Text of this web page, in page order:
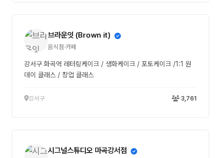
브라운잇 (Brown it)
음식점·카페
강서구 화곡역 레터링케이크 / 생화케이크 / 포토케이크 /1:1 원
데이 클래스 / 창업 클래스
강서구 3,761
시그널스튜디오 마곡강서점